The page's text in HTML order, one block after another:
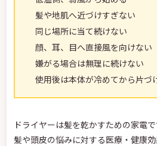
髪や地肌へ近づけすぎない
同じ場所に当て続けない
顔、耳、目へ直接風を向けない
嫌がる場合は無理に続けない
使用後は本体が冷めてから片づ
ドライヤーは髪を乾かすための家電で
髪や頭皮の悩みに対する医療・健康